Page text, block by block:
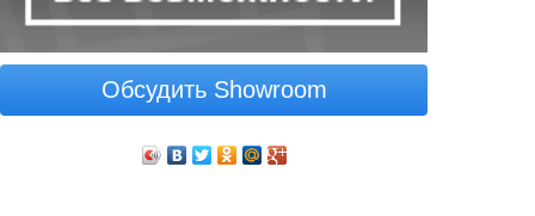
Обсудить Showroom